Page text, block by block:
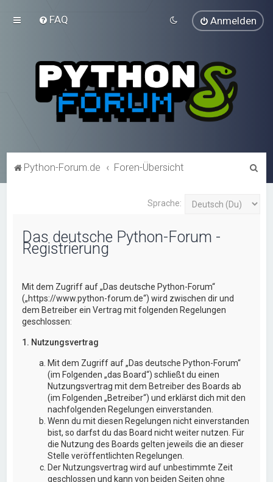
FAQ Anmelden
Python-Forum.de Foren-Übersicht
Sprache:
Das deutsche Python-Forum -
Registrierung
Mit dem Zugriff auf „Das deutsche Python-Forum“
(„https://www.python-forum.de“) wird zwischen dir und
dem Betreiber ein Vertrag mit folgenden Regelungen
geschlossen:
1. Nutzungsvertrag
Mit dem Zugriff auf „Das deutsche Python-Forum“
(im Folgenden „das Board“) schließt du einen
Nutzungsvertrag mit dem Betreiber des Boards ab
(im Folgenden „Betreiber“) und erklärst dich mit den
nachfolgenden Regelungen einverstanden.
Wenn du mit diesen Regelungen nicht einverstanden
bist, so darfst du das Board nicht weiter nutzen. Für
die Nutzung des Boards gelten jeweils die an dieser
Stelle veröffentlichten Regelungen.
Der Nutzungsvertrag wird auf unbestimmte Zeit
geschlossen und kann von beiden Seiten ohne